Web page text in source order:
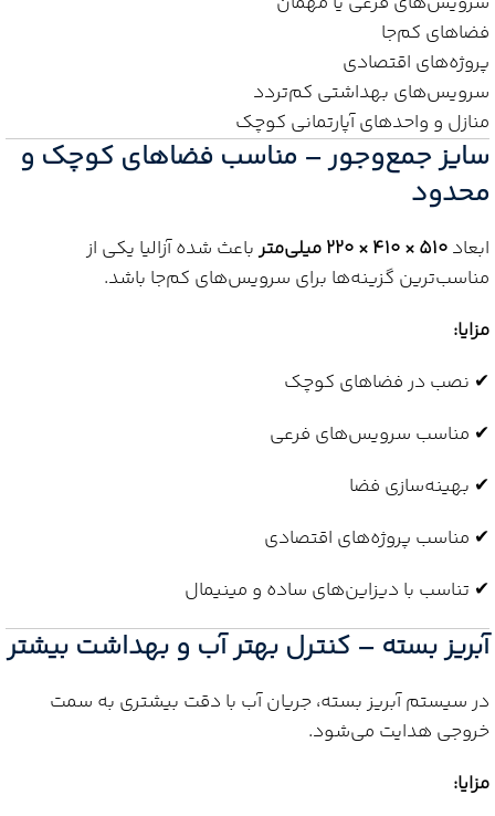
فضاهای کم‌جا
پروژه‌های اقتصادی
سرویس‌های بهداشتی کم‌تردد
منازل و واحدهای آپارتمانی کوچک
سایز جمع‌وجور – مناسب فضاهای کوچک و
محدود
ابعاد۵۱۰ × ۴۱۰ × ۲۲۰ میلی‌متر
باعث شده آزالیا یکی از
مناسب‌ترین گزینه‌ها برای سرویس‌های کم‌جا باشد.
مزایا:
✔ نصب در فضاهای کوچک
✔ مناسب سرویس‌های فرعی
✔ بهینه‌سازی فضا
✔ مناسب پروژه‌های اقتصادی
✔ تناسب با دیزاین‌های ساده و مینیمال
آبریز بسته – کنترل بهتر آب و بهداشت بیشتر
در سیستم آبریز بسته، جریان آب با دقت بیشتری به سمت
خروجی هدایت می‌شود.
مزایا: